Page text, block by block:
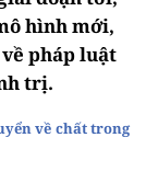
hình mới,
pháp luật
trị.
về chất trong